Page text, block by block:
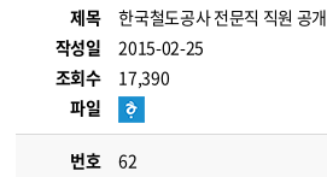
제목
한국철도공사 전문직 직원 공
작성일
2015-02-25
조회수
17,390
파일
번호
62